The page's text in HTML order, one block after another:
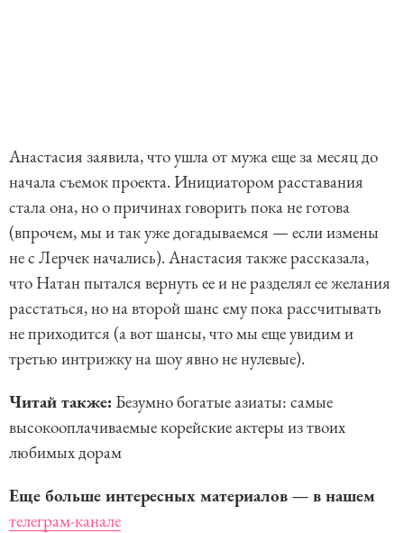
Анастасия заявила, что ушла от мужа еще за месяц до
начала съемок проекта. Инициатором расставания
стала она, но о причинах говорить пока не готова
(впрочем, мы и так уже догадываемся — если измены
не с Лерчек начались). Анастасия также рассказала,
что Натан пытался вернуть ее и не разделял ее желания
расстаться, но на второй шанс ему пока рассчитывать
не приходится (а вот шансы, что мы еще увидим и
третью интрижку на шоу явно не нулевые).
Читай также: Безумно богатые азиаты: самые
высокооплачиваемые корейские актеры из твоих
любимых дорам
Еще больше интересных материалов — в нашем
телеграм-канале